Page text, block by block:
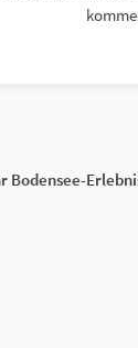
Bodensee-